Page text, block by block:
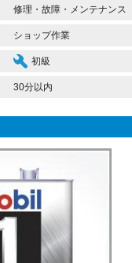
修理・故障・メンテナンス
ショップ作業
初級
30分以内